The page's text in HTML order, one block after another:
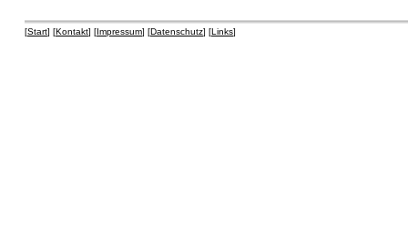
[Start] [Kontakt] [Impressum] [Datenschutz] [Links]